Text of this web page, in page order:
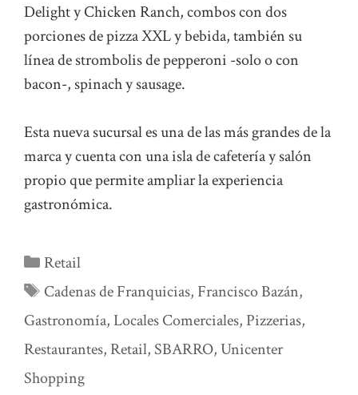
Delight y Chicken Ranch, combos con dos
porciones de pizza XXL y bebida, también su
línea de strombolis de pepperoni -solo o con
bacon-, spinach y sausage.
Esta nueva sucursal es una de las más grandes de la
marca y cuenta con una isla de cafetería y salón
propio que permite ampliar la experiencia
gastronómica.
Categorías
Retail
Etiquetas
Cadenas de Franquicias, Francisco Bazán,
Gastronomía,Locales Comerciales, Pizzerias,
Restaurantes, Retail, SBARRO,Unicenter
Shopping